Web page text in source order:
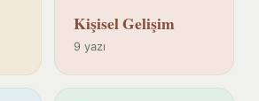
Kişisel Gelişim
9 yazı